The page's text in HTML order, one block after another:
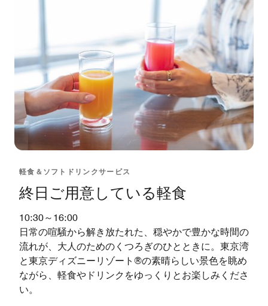
軽食＆ソフトドリンクサービス
終日ご用意している軽食
10:30～16:00
日常の喧騒から解き放たれた、穏やかで豊かな時間の
流れが、大人のためのくつろぎのひとときに。東京湾
と東京ディズニーリゾート®の素晴らしい景色を眺め
ながら、軽食やドリンクをゆっくりとお楽しみくださ
い。